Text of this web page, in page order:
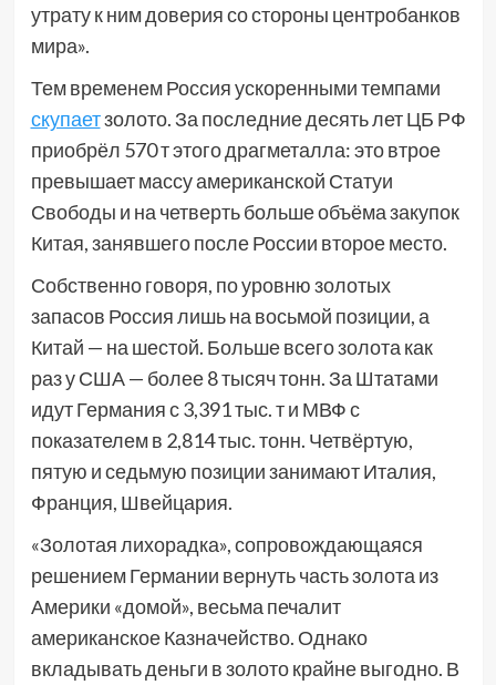
утрату к ним доверия со стороны центробанков
мира».
Тем временем Россия ускоренными темпами
скупаетзолото. За последние десять лет ЦБ РФ
приобрёл 570 т этого драгметалла: это втрое
превышает массу американской Статуи
Свободы и на четверть больше объёма закупок
Китая, занявшего после России второе место.
Собственно говоря, по уровню золотых
запасов Россия лишь на восьмой позиции, а
Китай — на шестой. Больше всего золота как
раз у США — более 8 тысяч тонн. За Штатами
идут Германия с 3,391 тыс. т и МВФ с
показателем в 2,814 тыс. тонн. Четвёртую,
пятую и седьмую позиции занимают Италия,
Франция, Швейцария.
«Золотая лихорадка», сопровождающаяся
решением Германии вернуть часть золота из
Америки «домой», весьма печалит
американское Казначейство. Однако
вкладывать деньги в золото крайне выгодно. В